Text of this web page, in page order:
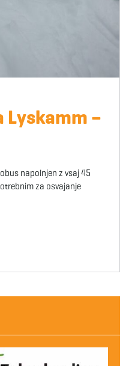
Lyskamm –
napolnjen z vsaj 45
za osvajanje